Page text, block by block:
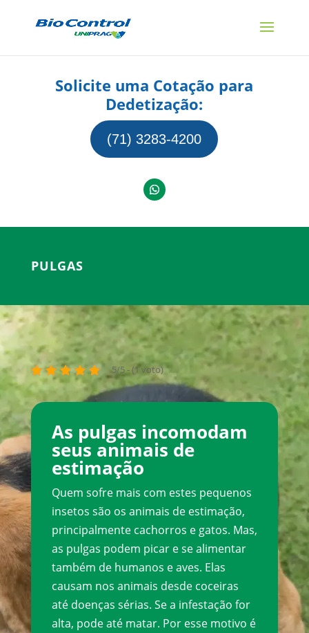
Solicite uma Cotação para
Dedetização:
(71) 3283-4200
PULGAS
5/5 - (1 voto)
As pulgas incomodam
seus animais de
estimação
Quem sofre mais com estes pequenos
insetos são os animais de estimação,
principalmente cachorros e gatos. Mas,
as pulgas podem picar e se alimentar
também de humanos e aves. Elas
causam nos animais desde coceiras
até doenças sérias. Se a infestação for
alta, pode até matar. Por esse motivo é